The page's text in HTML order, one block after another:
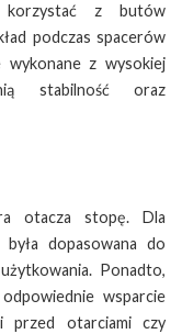
korzystać z butów
podczas spacerów
wykonane z wysokiej
stabilność oraz
otacza stopę. Dla
dopasowana do
Ponadto,
wsparcie
przed otarciami czy